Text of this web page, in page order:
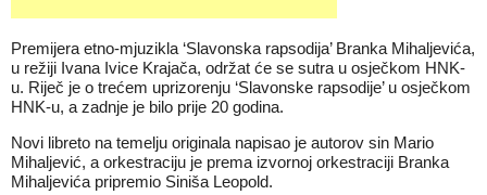
Premijera etno-mjuzikla ‘Slavonska rapsodija’ Branka Mihaljevića,
u režiji Ivana Ivice Krajača, održat će se sutra u osječkom HNK-
u. Riječ je o trećem uprizorenju ‘Slavonske rapsodije’ u osječkom
HNK-u, a zadnje je bilo prije 20 godina.
Novi libreto na temelju originala napisao je autorov sin Mario
Mihaljević, a orkestraciju je prema izvornoj orkestraciji Branka
Mihaljevića pripremio Siniša Leopold.